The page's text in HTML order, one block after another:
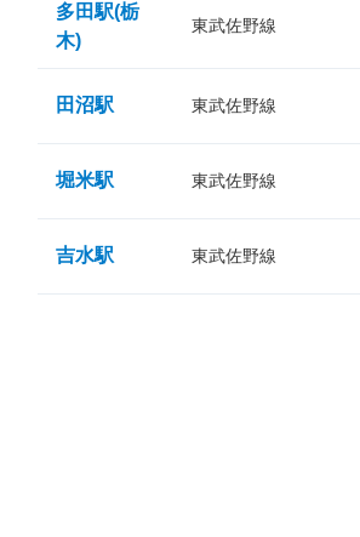
多田駅(栃
木)
東武佐野線
田沼駅 東武佐野線
堀米駅 東武佐野線
吉水駅 東武佐野線